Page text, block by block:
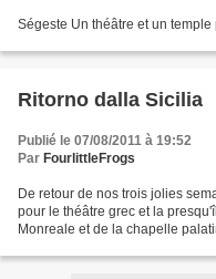
Ségeste Un théâtre et un
Ritorno dalla Sicilia
Publié le 07/08/2011 à 19:52
Par FourlittleFrogs
De retour de nos trois jolies
pour le théâtre grec et la
Monreale et de la chapelle